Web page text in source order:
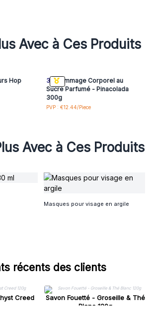
Avec à Ces Produits
Hop
3x Gommage Corporel au
Sucre Parfumé - Pinacolada
300g
PVP : €12.44/Piece
Avec à Ces Produits
Masques pour visage en argile
récents des clients
Creed
Savon Fouetté - Groseille & Thé
Blanc 120g